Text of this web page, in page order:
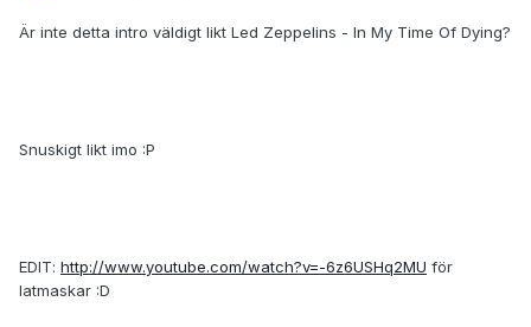
Är inte detta intro väldigt likt Led Zeppelins - In My Time Of Dying?
Snuskigt likt imo :P
EDIT: http://www.youtube.com/watch?v=-6z6USHq2MU för
latmaskar :D